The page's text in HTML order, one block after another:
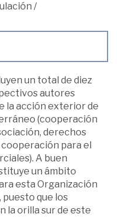
/
un total de diez
autores
la acción exterior de
(cooperación
derechos
cooperación para el
A buen
un ámbito
esta Organización
que los
la orilla sur de este